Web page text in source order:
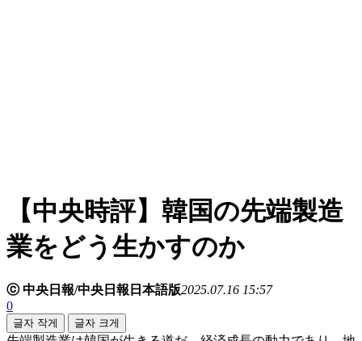
【中央時評】韓国の先端製造
業をどう生かすのか
ⓒ 中央日報/中央日報日本語版2025.07.16 15:57
0
글자 작게 글자 크게